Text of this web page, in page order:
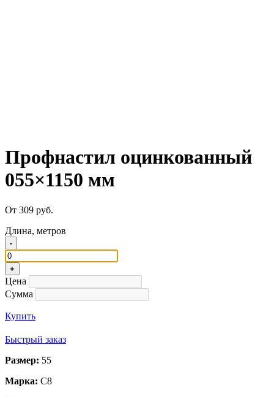
Профнастил оцинкованный
055×1150 мм
От 309 руб.
Длина, метров
-
+
Цена
Сумма
Купить
Быстрый заказ
Размер: 55
Марка: С8